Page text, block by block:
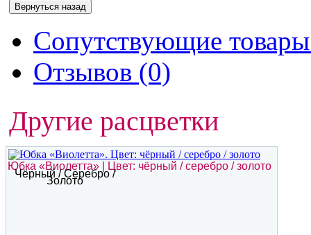
Сопутствующие
Отзывов (0)
Другие расцветки
Юбка «Виолетта» | Цвет: чёрный / серебро / золото
Чёрный / Серебро /
Золото